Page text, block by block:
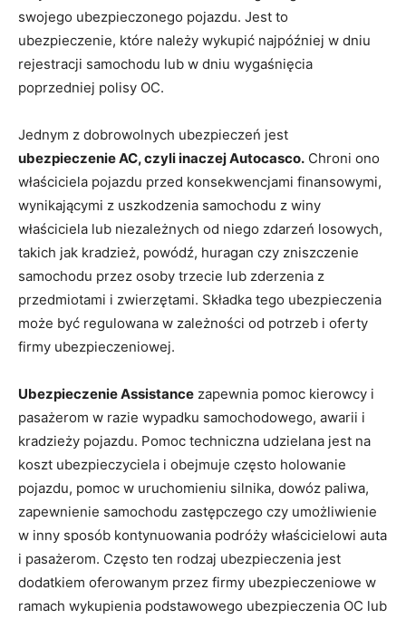
swojego ubezpieczonego pojazdu. Jest to
ubezpieczenie, które należy wykupić najpóźniej w dniu
rejestracji samochodu lub w dniu wygaśnięcia
poprzedniej polisy OC.
Jednym z dobrowolnych ubezpieczeń jest
ubezpieczenie AC, czyli inaczej Autocasco. Chroni ono
właściciela pojazdu przed konsekwencjami finansowymi,
wynikającymi z uszkodzenia samochodu z winy
właściciela lub niezależnych od niego zdarzeń losowych,
takich jak kradzież, powódź, huragan czy zniszczenie
samochodu przez osoby trzecie lub zderzenia z
przedmiotami i zwierzętami. Składka tego ubezpieczenia
może być regulowana w zależności od potrzeb i oferty
firmy ubezpieczeniowej.
Ubezpieczenie Assistance zapewnia pomoc kierowcy i
pasażerom w razie wypadku samochodowego, awarii i
kradzieży pojazdu. Pomoc techniczna udzielana jest na
koszt ubezpieczyciela i obejmuje często holowanie
pojazdu, pomoc w uruchomieniu silnika, dowóz paliwa,
zapewnienie samochodu zastępczego czy umożliwienie
w inny sposób kontynuowania podróży właścicielowi auta
i pasażerom. Często ten rodzaj ubezpieczenia jest
dodatkiem oferowanym przez firmy ubezpieczeniowe w
ramach wykupienia podstawowego ubezpieczenia OC lub